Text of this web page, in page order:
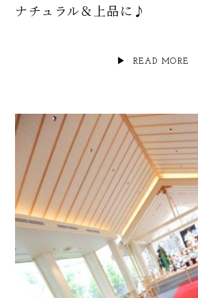
ナチュラル＆上品に♪
READ MORE